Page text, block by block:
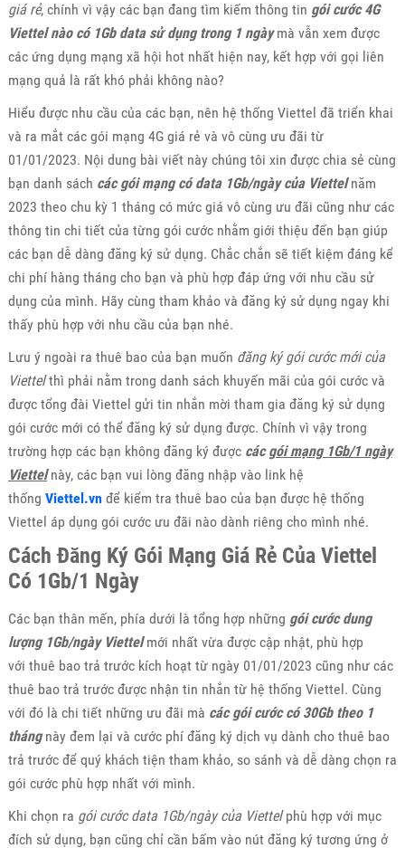
giá rẻ, chính vì vậy các bạn đang tìm kiếm thông tin gói cước 4G
Viettel nào có 1Gb data sử dụng trong 1 ngàymà vẫn xem được
các ứng dụng mạng xã hội hot nhất hiện nay, kết hợp với gọi liên
mạng quả là rất khó phải không nào?
Hiểu được nhu cầu của các bạn, nên hệ thống Viettel đã triển khai
và ra mắt các gói mạng 4G giá rẻ và vô cùng ưu đãi từ
01/01/2023. Nội dung bài viết này chúng tôi xin được chia sẻ cùng
bạn danh sách các gói mạng có data 1Gb/ngày của Viettelnăm
2023 theo chu kỳ 1 tháng có mức giá vô cùng ưu đãi cũng như các
thông tin chi tiết của từng gói cước nhằm giới thiệu đến bạn giúp
các bạn dễ dàng đăng ký sử dụng. Chắc chắn sẽ tiết kiệm đáng kể
chi phí hàng tháng cho bạn và phù hợp đáp ứng với nhu cầu sử
dụng của mình. Hãy cùng tham khảo và đăng ký sử dụng ngay khi
thấy phù hợp với nhu cầu của bạn nhé.
Lưu ý ngoài ra thuê bao của bạn muốn đăng ký gói cước mới của
Viettelthì phải nằm trong danh sách khuyến mãi của gói cước và
được tổng đài Viettel gửi tin nhắn mời tham gia đăng ký sử dụng
gói cước mới có thể đăng ký sử dụng được. Chính vì vậy trong
trường hợp các bạn không đăng ký được cácgói mạng 1Gb/1 ngày
Viettelnày, các bạn vui lòng đăng nhập vào link hệ
thống Viettel.vnđể kiểm tra thuê bao của bạn được hệ thống
Viettel áp dụng gói cước ưu đãi nào dành riêng cho mình nhé.
Cách Đăng Ký Gói Mạng Giá Rẻ Của Viettel
Có 1Gb/1 Ngày
Các bạn thân mến, phía dưới là tổng hợp những gói cước dung
lượng 1Gb/ngày Viettelmới nhất vừa được cập nhật, phù hợp
với thuê bao trả trước kích hoạt từ ngày 01/01/2023 cũng như các
thuê bao trả trước được nhận tin nhắn từ hệ thống Viettel. Cùng
với đó là chi tiết những ưu đãi mà các gói cước có 30Gb theo 1
thángnày đem lại và cước phí đăng ký dịch vụ dành cho thuê bao
trả trước để quý khách tiện tham khảo, so sánh và dễ dàng chọn ra
gói cước phù hợp nhất với mình.
Khi chọn ra gói cước data 1Gb/ngày của Viettelphù hợp với mục
đích sử dụng, bạn cũng chỉ cần bấm vào nút đăng ký tương ứng ở